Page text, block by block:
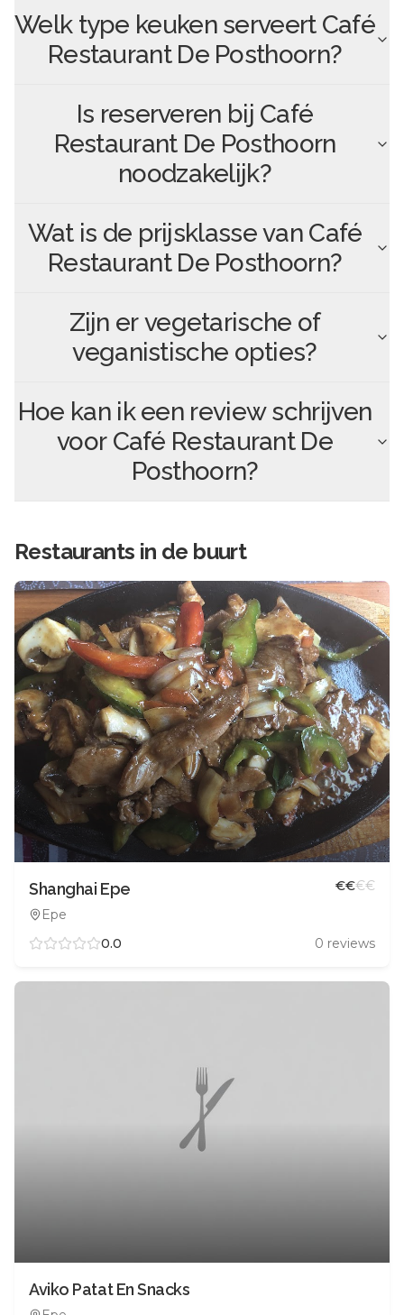
Welk type keuken serveert Café
Restaurant De Posthoorn?
Is reserveren bij Café
Restaurant De Posthoorn
noodzakelijk?
Wat is de prijsklasse van Café
Restaurant De Posthoorn?
Zijn er vegetarische of
veganistische opties?
Hoe kan ik een review schrijven
voor Café Restaurant De
Posthoorn?
Restaurants in de buurt
Shanghai Epe
Epe
€€€€
0.0 0 reviews
Aviko Patat En Snacks